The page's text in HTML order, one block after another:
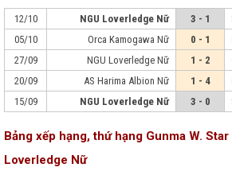
12/10 NGU Loverledge Nữ 3 - 1
05/10
Orca Kamogawa Nữ 0 - 1
27/09
NGU Loverledge Nữ 1 - 2
20/09
AS Harima Albion Nữ 1 - 4
15/09
NGU Loverledge Nữ 3 - 0
Bảng xếp hạng, thứ hạng Gunma W. Star
Loverledge Nữ